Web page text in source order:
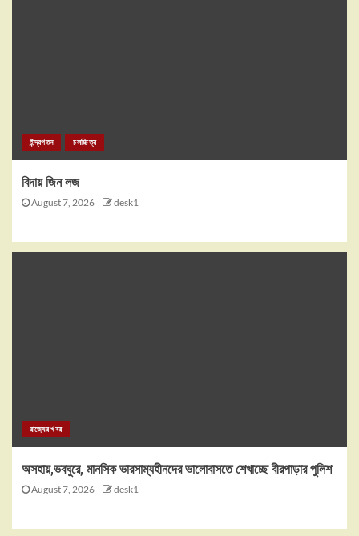
ইন্দ্রপতন চলচ্চিত্র
বিদায় জিন লজ
August 7, 2026 desk1
রাজ্যের খবর
অসহায়,ভবঘুরে, মানসিক ভারসাম্যহীনদের ভালোবাসতে শেখাচ্ছে বীরপাড়ার পুলিশ
August 7, 2026 desk1